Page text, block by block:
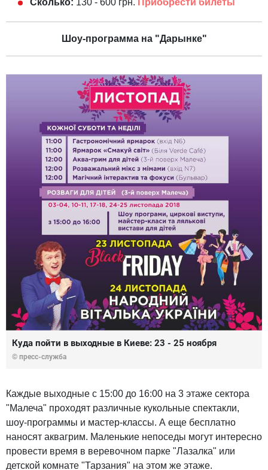
Шоу-программа на "Дарынке"
Куда пойти в выходные в Киеве: 23 - 25 ноября
© пресс-служба
Каждые выходные с 15:00 до 16:00 на 3 этаже сектора
"Малеча" проходят различные кукольные спектакли,
шоу-программы и мастер-классы. А еще бесплатно
наносят аквагрим. Маленькие непоседы могут интересно
провести время в веревочном парке "Лазалка" или
детской комнате "Тарзания" на этом же этаже.